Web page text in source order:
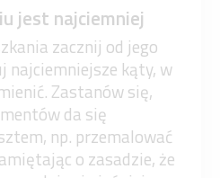
jest najciemniej
zacznij od jego
kąty, w
Zastanów się,
da się
np. przemalować
o zasadzie, że